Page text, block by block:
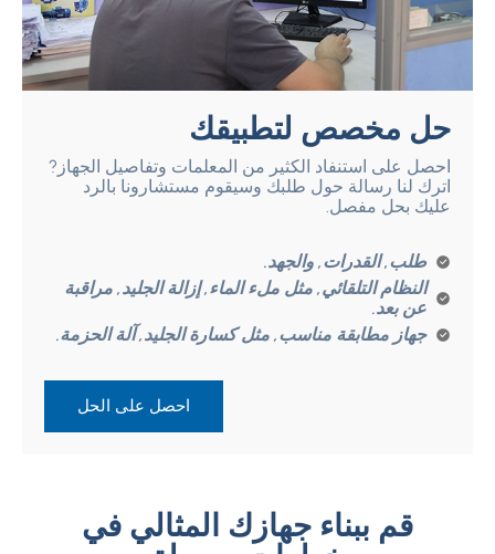
حل مخصص لتطبيقك
احصل على استنفاد الكثير من المعلمات وتفاصيل الجهاز?
اترك لنا رسالة حول طلبك وسيقوم مستشارونا بالرد
عليك بحل مفصل.
طلب, القدرات, والجهد.
النظام التلقائي, مثل ملء الماء, إزالة الجليد, مراقبة
عن بعد.
جهاز مطابقة مناسب, مثل كسارة الجليد, آلة الحزمة.
احصل على الحل
قم ببناء جهازك المثالي في